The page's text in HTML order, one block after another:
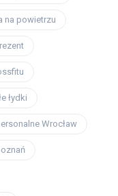
na powietrzu
łydki
Wrocław